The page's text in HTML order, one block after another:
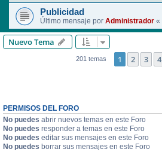
Publicidad
Último mensaje por Administrador «
Nuevo Tema
201 temas 1 2 3 4
PERMISOS DEL FORO
No puedes abrir nuevos temas en este Foro
No puedes responder a temas en este Foro
No puedes editar sus mensajes en este Foro
No puedes borrar sus mensajes en este Foro